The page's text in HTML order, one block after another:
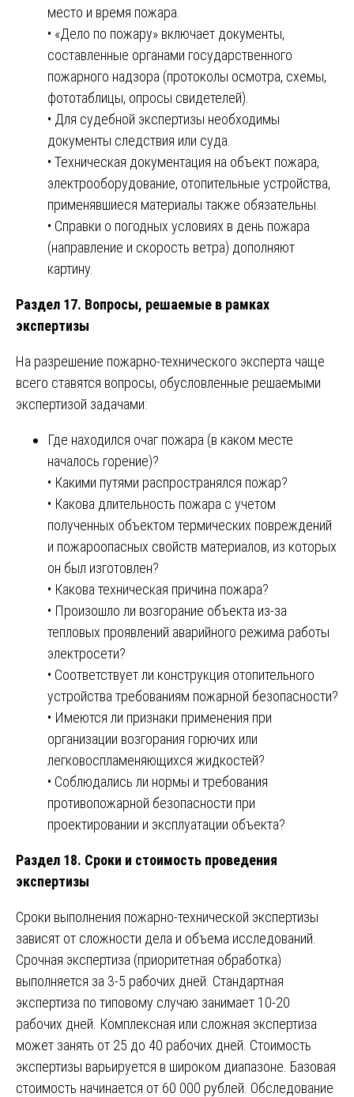
место и время пожара.
• «Дело по пожару» включает документы,
составленные органами государственного
пожарного надзора (протоколы осмотра, схемы,
фототаблицы, опросы свидетелей).
• Для судебной экспертизы необходимы
документы следствия или суда.
• Техническая документация на объект пожара,
электрооборудование, отопительные устройства,
применявшиеся материалы также обязательны.
• Справки о погодных условиях в день пожара
(направление и скорость ветра) дополняют
картину.
Раздел 17. Вопросы, решаемые в рамках
экспертизы
На разрешение пожарно-технического эксперта чаще
всего ставятся вопросы, обусловленные решаемыми
экспертизой задачами:
Где находился очаг пожара (в каком месте
началось горение)?
• Какими путями распространялся пожар?
• Какова длительность пожара с учетом
полученных объектом термических повреждений
и пожароопасных свойств материалов, из которых
он был изготовлен?
• Какова техническая причина пожара?
• Произошло ли возгорание объекта из-за
тепловых проявлений аварийного режима работы
электросети?
• Соответствует ли конструкция отопительного
устройства требованиям пожарной безопасности?
• Имеются ли признаки применения при
организации возгорания горючих или
легковоспламеняющихся жидкостей?
• Соблюдались ли нормы и требования
противопожарной безопасности при
проектировании и эксплуатации объекта?
Раздел 18. Сроки и стоимость проведения
экспертизы
Сроки выполнения пожарно-технической экспертизы
зависят от сложности дела и объема исследований.
Срочная экспертиза (приоритетная обработка)
выполняется за 3-5 рабочих дней. Стандартная
экспертиза по типовому случаю занимает 10-20
рабочих дней. Комплексная или сложная экспертиза
может занять от 25 до 40 рабочих дней. Стоимость
экспертизы варьируется в широком диапазоне. Базовая
стоимость начинается от 60 000 рублей. Обследование